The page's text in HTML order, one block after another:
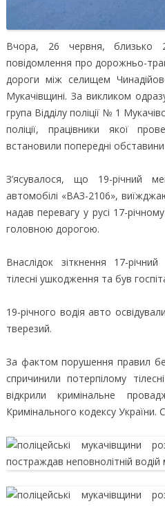
Вчора, 26 червня, близько
повідомлення про дорожньо-
дороги між селищем
Мукачівщині. За викликом
група Відділу поліції № 1
поліції, працівники якої
встановили попередні обставини
З’ясувалося, що 19-річний
автомобілі «ВАЗ-2106»,
надав перевагу у русі 17-
головною дорогою.
Внаслідок зіткнення 17-
тілесні ушкодження та був
19-річного водія авто
тверезий.
За фактом порушення правил
спричинили потерпілому
відкрили кримінальне
Кримінального кодексу України.